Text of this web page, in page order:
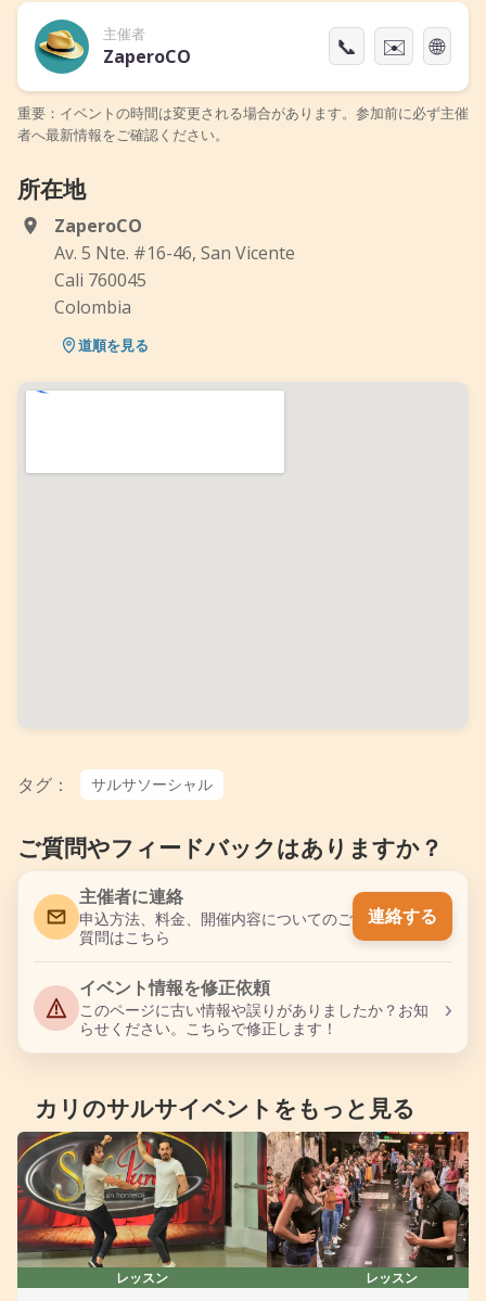
主催者
ZaperoCO 📞 ✉️ 🌐
重要：イベントの時間は変更される場合があります。参加前に必ず主催
者へ最新情報をご確認ください。
所在地
ZaperoCO
Av. 5 Nte. #16-46, San Vicente
Cali 760045
Colombia
道順を見る
タグ： サルサソーシャル
ご質問やフィードバックはありますか？
主催者に連絡
申込方法、料金、開催内容についてのご
質問はこちら
連絡する
イベント情報を修正依頼
このページに古い情報や誤りがありましたか？お知
らせください。こちらで修正します！
›
カリのサルサイベントをもっと見る
レッスン レッスン